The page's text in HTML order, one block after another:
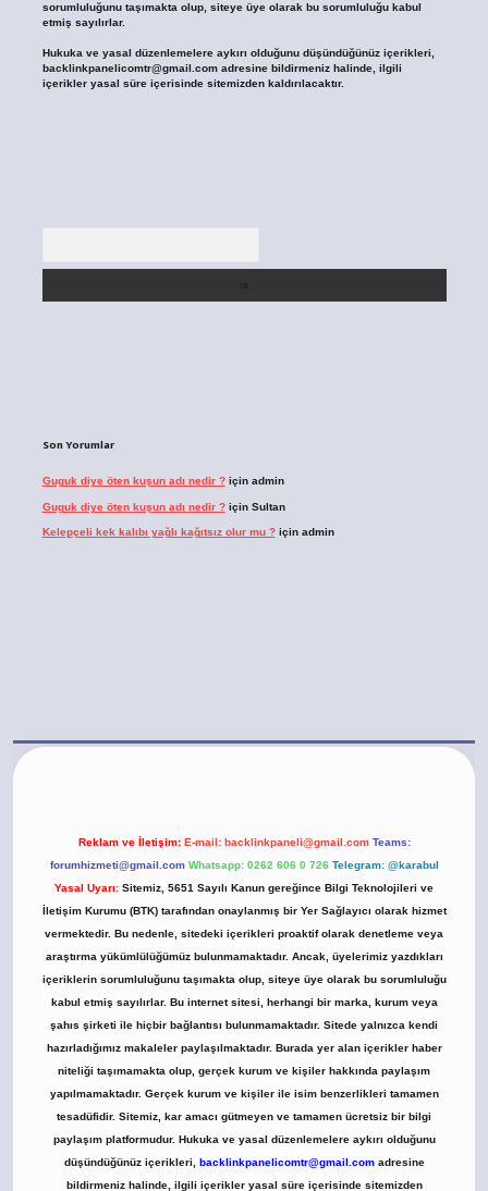
sorumluluğunu taşımakta olup, siteye üye olarak bu sorumluluğu kabul
etmiş sayılırlar.
Hukuka ve yasal düzenlemelere aykırı olduğunu düşündüğünüz içerikleri,
backlinkpanelicomtr@gmail.comadresine bildirmeniz halinde, ilgili
içerikler yasal süre içerisinde sitemizden kaldırılacaktır.
Son Yorumlar
Guguk diye öten kuşun adı nedir ?için admin
Guguk diye öten kuşun adı nedir ?için Sultan
Kelepçeli kek kalıbı yağlı kağıtsız olur mu ?için admin
Reklam ve İletişim: E-mail: backlinkpaneli@gmail.com Teams:
forumhizmeti@gmail.com Whatsapp: 0262 606 0 726 Telegram: @karabul
Yasal Uyarı: Sitemiz, 5651 Sayılı Kanun gereğince Bilgi Teknolojileri ve
İletişim Kurumu (BTK) tarafından onaylanmış bir Yer Sağlayıcı olarak hizmet
vermektedir. Bu nedenle, sitedeki içerikleri proaktif olarak denetleme veya
araştırma yükümlülüğümüz bulunmamaktadır. Ancak, üyelerimiz yazdıkları
içeriklerin sorumluluğunu taşımakta olup, siteye üye olarak bu sorumluluğu
kabul etmiş sayılırlar. Bu internet sitesi, herhangi bir marka, kurum veya
şahıs şirketi ile hiçbir bağlantısı bulunmamaktadır. Sitede yalnızca kendi
hazırladığımız makaleler paylaşılmaktadır. Burada yer alan içerikler haber
niteliği taşımamakta olup, gerçek kurum ve kişiler hakkında paylaşım
yapılmamaktadır. Gerçek kurum ve kişiler ile isim benzerlikleri tamamen
tesadüfidir. Sitemiz, kar amacı gütmeyen ve tamamen ücretsiz bir bilgi
paylaşım platformudur. Hukuka ve yasal düzenlemelere aykırı olduğunu
düşündüğünüz içerikleri, backlinkpanelicomtr@gmail.comadresine
bildirmeniz halinde, ilgili içerikler yasal süre içerisinde sitemizden